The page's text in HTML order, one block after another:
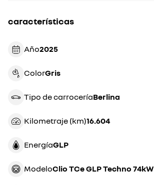
características
Año 2025
Color gris
Tipo de carrocería berlina
Kilometraje (km) 16.604
Energía GLP
Modelo Clio TCe GLP Techno 74kW